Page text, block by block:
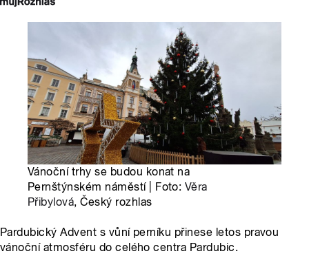
Vánoční trhy se budou konat na
Pernštýnském náměstí | Foto: Věra
Přibylová, Český rozhlas
Pardubický Advent s vůní perníku přinese letos pravou
vánoční atmosféru do celého centra Pardubic.